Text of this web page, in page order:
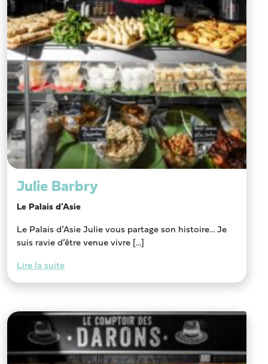
Julie Barbry
Le Palais d’Asie
Le Palais d’Asie Julie vous partage son histoire… Je
suis ravie d’être venue vivre [...]
Lire la suite